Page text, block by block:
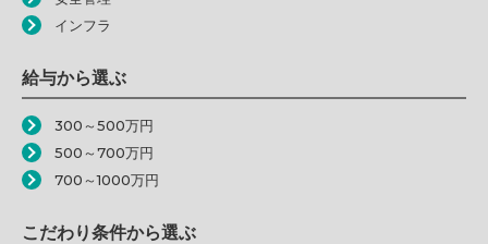
インフラ
給与から選ぶ
300～500万円
500～700万円
700～1000万円
こだわり条件から選ぶ